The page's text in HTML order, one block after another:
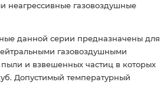
неагрессивные газовоздушные
данной серии предназначены для
газовоздушными
и взвешенных частиц в которых
Допустимый температурный